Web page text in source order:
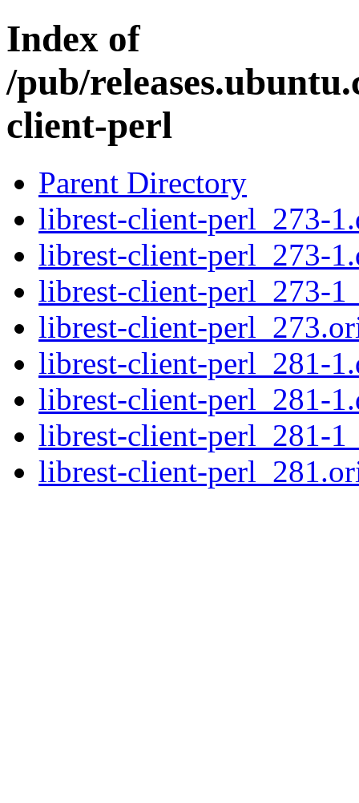
Index of
/pub/
client-perl
Parent Directory
librest-client-perl_273-
librest-client-perl_273-
librest-client-perl_273-
librest-client-
librest-client-perl_281-
librest-client-perl_281-
librest-client-perl_281-
librest-client-